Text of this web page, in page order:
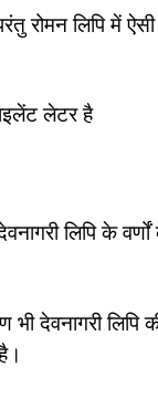
रोमन लिपि में
लेटर है
लिपि के
देवनागरी लिपि